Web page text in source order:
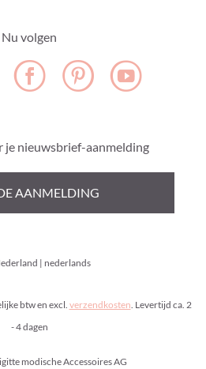
Nu volgen
je nieuwsbrief-aanmelding
AANMELDING
| nederlands
btw en excl.verzendkosten. Levertijd ca. 2
- 4 dagen
modische Accessoires AG